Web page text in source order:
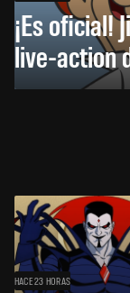
¡Es oficial!
live-action
HACE 23 HORAS